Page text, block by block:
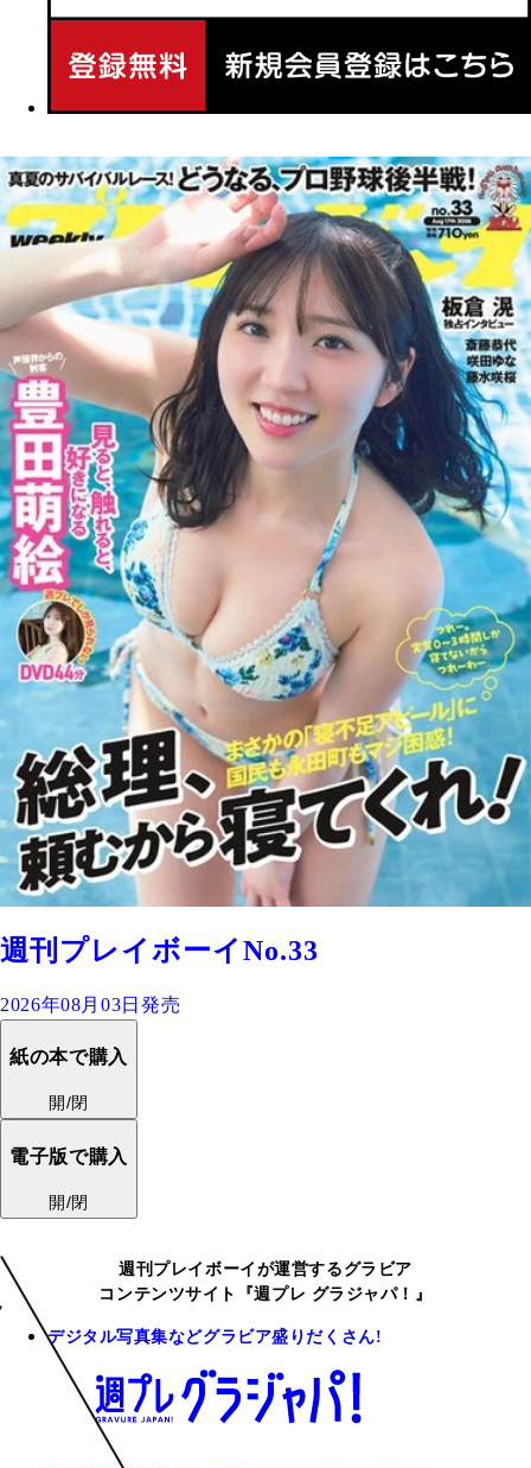
週刊プレイボーイNo.33
2026年08月03日発売
紙の本で購入
開/閉
電子版で購入
開/閉
週刊プレイボーイが運営するグラビア
コンテンツサイト『週プレ グラジャパ！』
デジタル写真集などグラビア盛りだくさん!